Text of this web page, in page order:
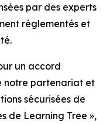
par des experts
réglementés et
un accord
notre partenariat et
sécurisées de
de Learning Tree »,